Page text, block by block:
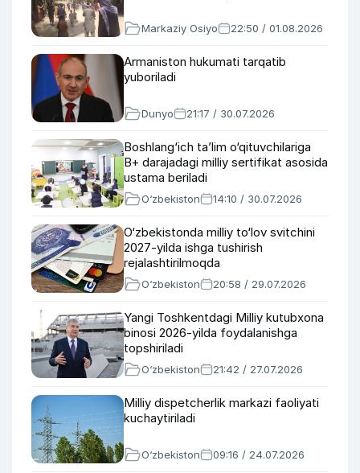
Markaziy Osiyo 22:50 / 01.08.2026
Armaniston hukumati tarqatib
yuboriladi
Dunyo 21:17 / 30.07.2026
Boshlang‘ich ta’lim o‘qituvchilariga
B+ darajadagi milliy sertifikat asosida
ustama beriladi
O‘zbekiston 14:10 / 30.07.2026
O‘zbekistonda milliy to‘lov svitchini
2027-yilda ishga tushirish
rejalashtirilmoqda
O‘zbekiston 20:58 / 29.07.2026
Yangi Toshkentdagi Milliy kutubxona
binosi 2026-yilda foydalanishga
topshiriladi
O‘zbekiston 21:42 / 27.07.2026
Milliy dispetcherlik markazi faoliyati
kuchaytiriladi
O‘zbekiston 09:16 / 24.07.2026